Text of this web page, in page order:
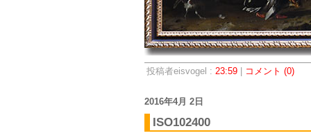
投稿者eisvogel : 23:59| コメント (0)
2016年4月 2日
ISO102400